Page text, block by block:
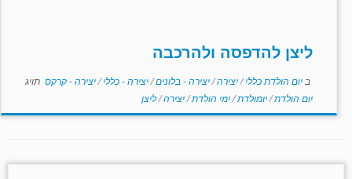
ליצן להדפסה ולהרכבה
ב יום הולדת כללי/יצירה/יצירה - בלונים/יצירה - כללי/יצירה - קרקס תויג
יום הולדת/יומולדת/ימי הולדת/יצירה/ליצן